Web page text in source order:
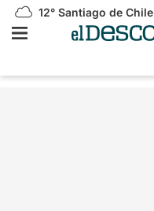
12° Santiago de Chile